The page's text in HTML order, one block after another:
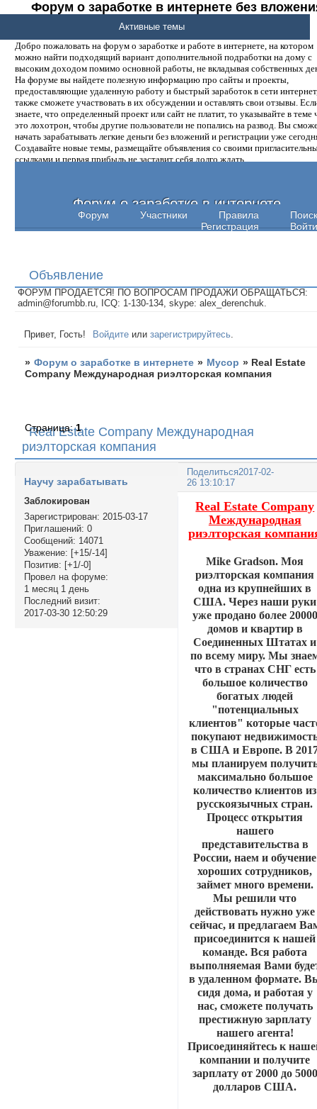
Форум о заработке в интернете без
денег.
Добро пожаловать на форум о заработке и работе в интернете, на котором
можно найти подходящий вариант дополнительной подработки на дому с
высоким доходом помимо основной работы, не вкладывая собственных
На форуме вы найдете полезную информацию про сайты и проекты,
предоставляющие удаленную работу и быстрый заработок в сети
также сможете участвовать в их обсуждении и оставлять свои отзывы.
знаете, что определенный проект или сайт не платит, то указывайте в теме
это лохотрон, чтобы другие пользователи не попались на развод. Вы
начать зарабатывать легкие деньги без вложений и регистрации уже
Создавайте новые темы, размещайте объявления со своими
ссылками и первая прибыль не заставит себя долго ждать.
Форум о заработке в интернете
Форум Участники Правила
Поиск
Регистрация
Войти
Активные темы
Объявление
ФОРУМ ПРОДАЕТСЯ! ПО ВОПРОСАМ ПРОДАЖИ ОБРАЩАТЬСЯ:
admin@forumbb.ru, ICQ: 1-130-134, skype: alex_derenchuk.
Привет, Гость! Войдите илизарегистрируйтесь
» Форум о заработке в интернете » Мусор » Real Estate
Company Международная риэлторская компания
Real Estate Company Международная
риэлторская компания
Страница:1
Поделиться2017-02-
26 13:10:17
Научу зарабатывать
Заблокирован
Зарегистрирован: 2015-03-17
Приглашений: 0
Сообщений: 14071
Уважение: [+15/-14]
Позитив: [+1/-0]
Провел на форуме:
1 месяц 1 день
Последний визит:
2017-03-30 12:50:29
Real Estate Company
Международная
риэлторская
Mike Gradson. Моя
риэлторская компания
одна из крупнейших в
США. Через наши руки
уже продано более 20000
домов и квартир в
Соединенных Штатах и
по всему миру. Мы
что в странах СНГ есть
большое количество
богатых людей
"потенциальных
клиентов" которые
покупают
в США и Европе. В
мы планируем
максимально большое
количество клиентов из
русскоязычных стран.
Процесс открытия
нашего
представительства в
России, наем и обучение
хороших сотрудников,
займет много времени.
Мы решили что
действовать нужно уже
сейчас, и предлагаем
присоединится к нашей
команде. Вся работа
выполняемая Вами
в удаленном формате.
сидя дома, и работая у
нас, сможете получать
престижную зарплату
нашего агента!
Присоединяйтесь к
компании и получите
зарплату от 2000 до 5000
долларов США.